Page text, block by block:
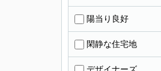
陽当り良好
閑静な住宅地